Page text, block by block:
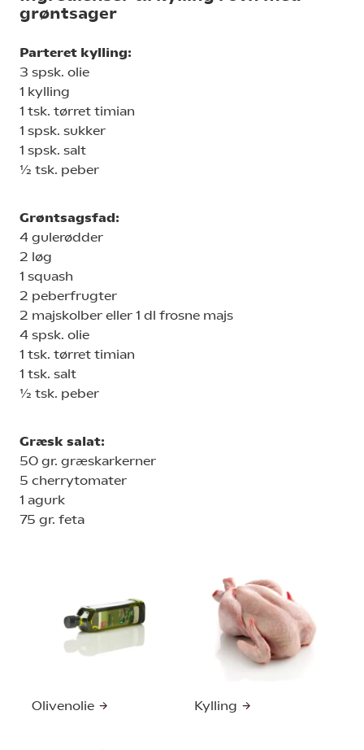
grøntsager
Parteret kylling:
3 spsk. olie
1 kylling
1 tsk. tørret timian
1 spsk. sukker
1 spsk. salt
½ tsk. peber
Grøntsagsfad:
4 gulerødder
2 løg
1 squash
2 peberfrugter
2 majskolber eller 1 dl frosne majs
4 spsk. olie
1 tsk. tørret timian
1 tsk. salt
½ tsk. peber
Græsk salat:
50 gr. græskarkerner
5 cherrytomater
1 agurk
75 gr. feta
Olivenolie Kylling